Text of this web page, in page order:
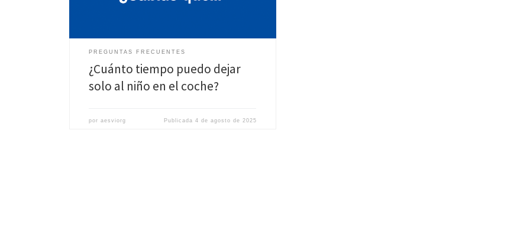
PREGUNTAS FRECUENTES
¿Cuánto tiempo puedo dejar
solo al niño en el coche?
poraesviorg Publicada 4 de agosto de 2025